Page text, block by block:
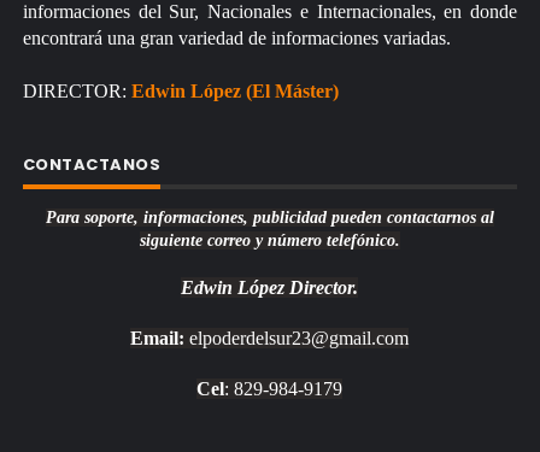
informaciones del Sur, Nacionales e Internacionales, en donde
encontrará una gran variedad de informaciones variadas.
DIRECTOR: Edwin López (El Máster)
CONTACTANOS
Para soporte, informaciones, publicidad pueden contactarnos al
siguiente correo y número telefónico.
Edwin López Director.
Email: elpoderdelsur23@gmail.com
Cel: 829-984-9179